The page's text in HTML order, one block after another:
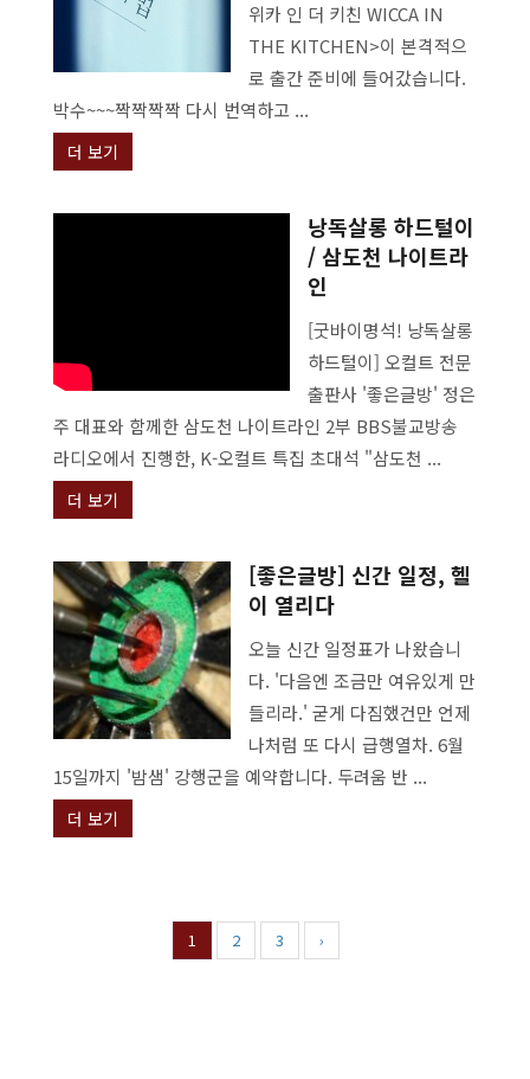
위카 인 더 키친 WICCA IN
THE KITCHEN>이 본격적으
로 출간 준비에 들어갔습니다.
박수~~~짝짝짝짝 다시 번역하고 ...
더 보기
낭독살롱 하드털이
/ 삼도천 나이트라
인
[굿바이명석! 낭독살롱
하드털이] 오컬트 전문
출판사 '좋은글방' 정은
주 대표와 함께한 삼도천 나이트라인 2부 BBS불교방송
라디오에서 진행한, K-오컬트 특집 초대석 "삼도천 ...
더 보기
[좋은글방] 신간 일정, 헬
이 열리다
오늘 신간 일정표가 나왔습니
다. '다음엔 조금만 여유있게 만
들리라.' 굳게 다짐했건만 언제
나처럼 또 다시 급행열차. 6월
15일까지 '밤샘' 강행군을 예약합니다. 두려움 반 ...
더 보기
1 2 3 ›